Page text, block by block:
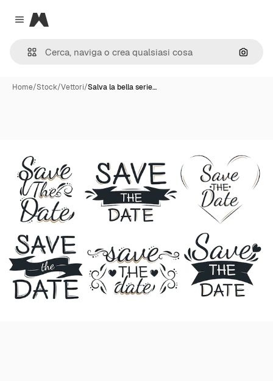
Close menu
Magnific
Cerca
Home/Stock/Vettori/Salva la bella serie…